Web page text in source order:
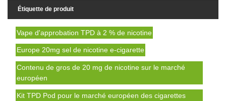
Étiquette de produit
Vape d'approbation TPD à 2 % de nicotine
Europe 20mg sel de nicotine e-cigarette
Contenu de gros de 20 mg de nicotine sur le marché
européen
Kit TPD Pod pour le marché européen des cigarettes